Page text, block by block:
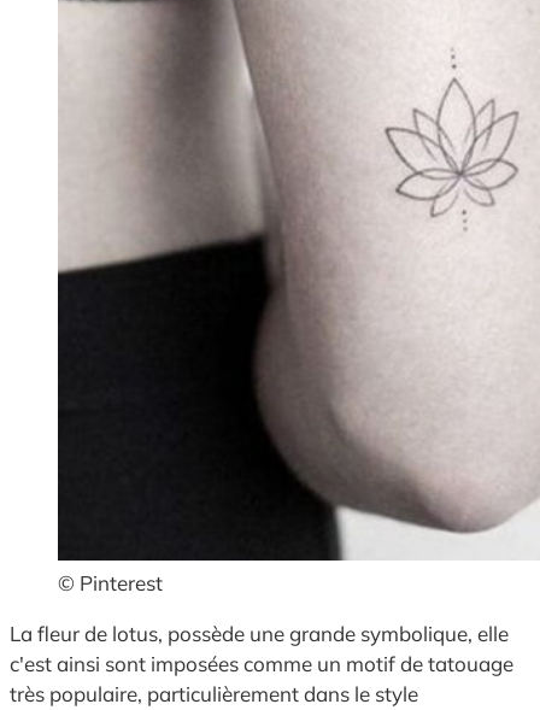
© Pinterest
La fleur de lotus, possède une grande symbolique, elle
c'est ainsi sont imposées comme un motif de tatouage
très populaire, particulièrement dans le style